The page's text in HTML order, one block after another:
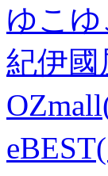
ゆこゆ
紀伊